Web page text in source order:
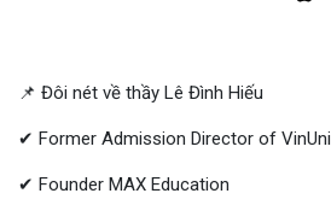
📌 Đôi nét về thầy Lê Đình Hiếu
✔ Former Admission Director of VinUni
✔ Founder MAX Education